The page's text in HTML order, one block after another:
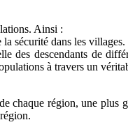
Ainsi :
sécurité dans les villages.
descendants de
à travers un
chaque région, une